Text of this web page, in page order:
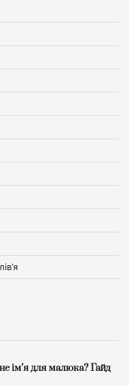
ім’я для малюка? Гайд